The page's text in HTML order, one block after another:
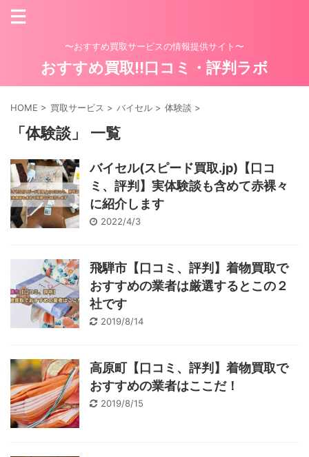
〜おすすめ買取サービスの情報提供サイト〜
おすすめ買取!!口コミ・評判ラボ
HOME > 買取サービス > バイセル > 体験談 >
「体験談」 一覧
バイセル(スピード買取.jp)【口コ
ミ、評判】実体験談も含めて赤裸々
に紹介します
2022/4/3
飛騨市【口コミ、評判】着物買取で
おすすめの業者は厳選するとこの２
社です
2019/8/14
高原町【口コミ、評判】着物買取で
おすすめの業者はここだ！
2019/8/15